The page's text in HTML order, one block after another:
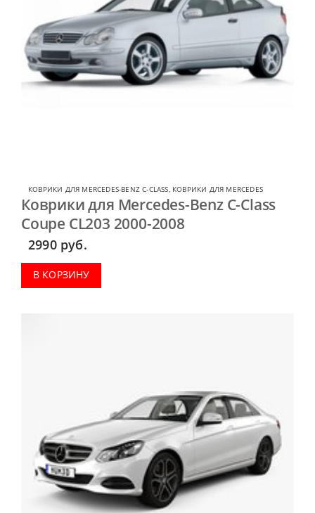
КОВРИКИ ДЛЯ MERCEDES-BENZ C-CLASS КОВРИКИ ДЛЯ MERCEDES
Коврики для Mercedes-Benz C-Class
Coupe CL203 2000-2008
2990 руб.
В КОРЗИНУ